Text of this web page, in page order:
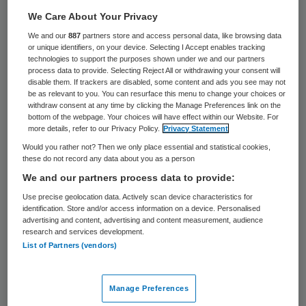
Ambulancedienst RAVU zet microvezels in
om hun ambulances te reinigen. Het heeft
daarvoor een contract gesloten met Vileda
Professional.
Dat meldt het platform voor professionele
schoonmaak,Service Management
maart. Het microvezelconcept voldoet aan
de richtlijnen voor de branche. Voorheen
werden de ambulances vaak gereinigd door
de chauffeur of
professionele schoonmakers zijn.
We Care About Your Privacy
We and our887 partners store and access personal data, like browsing data
or unique identifiers, on your device. Selecting I Accept enables tracking
technologies to support the purposes shown under we and our partners
process data to provide. Selecting Reject All or withdrawing your consent will
disable them. If trackers are disabled, some content and ads you see may not
be as relevant to you. You can resurface this menu to change your choices or
withdraw consent at any time by clicking the Manage Preferences link on the
bottom of the webpage. Your choices will have effect within our Website. For
more details, refer to our Privacy Policy.
Privacy Statement
Would you rather not? Then we only place essential and statistical cookies,
these do not record any data about you as a person
We and our partners process data to provide:
Use precise geolocation data. Actively scan device characteristics for
identification. Store and/or access information on a device. Personalised
advertising and content, advertising and content measurement, audience
research and services development.
List of Partners (vendors)
Manage Preferences